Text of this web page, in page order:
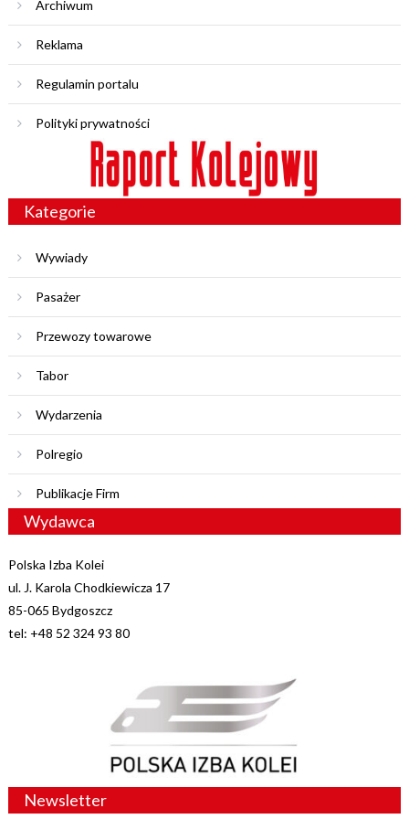
Archiwum
Reklama
Regulamin portalu
Polityki prywatności
Kategorie
Wywiady
Pasażer
Przewozy towarowe
Tabor
Wydarzenia
Polregio
Publikacje Firm
Wydawca
Polska Izba Kolei
ul. J. Karola Chodkiewicza 17
85-065 Bydgoszcz
tel: +48 52 324 93 80
Newsletter